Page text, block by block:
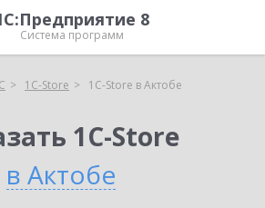
8
Система программ
1C-Store 1C-Store в Актобе
1C-Store
в Актобе